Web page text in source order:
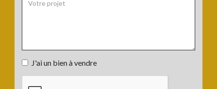
projet
:
J'ai un bien à vendre
un